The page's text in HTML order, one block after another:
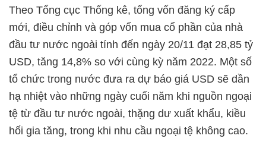
Theo Tổng cục Thống kê, tổng vốn đăng ký cấp
mới, điều chỉnh và góp vốn mua cổ phần của nhà
đầu tư nước ngoài tính đến ngày 20/11 đạt 28,85 tỷ
USD, tăng 14,8% so với cùng kỳ năm 2022. Một số
tổ chức trong nước đưa ra dự báo giá USD sẽ dần
hạ nhiệt vào những ngày cuối năm khi nguồn ngoại
tệ từ đầu tư nước ngoài, thặng dư xuất khẩu, kiều
hối gia tăng, trong khi nhu cầu ngoại tệ không cao.